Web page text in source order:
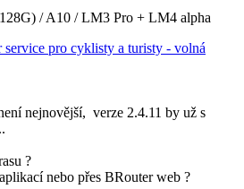
/ A10 / LM3 Pro + LM4 alpha
pro cyklisty a turisty - volná
nejnovější, verze 2.4.11 by už s
?
nebo přes BRouter web ?